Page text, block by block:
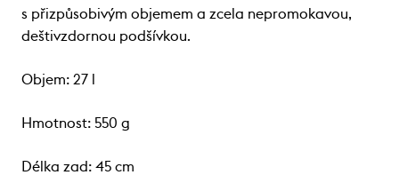
s přizpůsobivým objemem a zcela nepromokavou,
deštivzdornou podšívkou.
Objem: 27 l
Hmotnost: 550 g
Délka zad: 45 cm